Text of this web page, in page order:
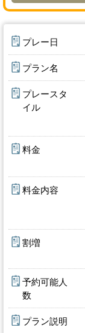
プレー日
プラン名
プレースタ
イル
料金
料金内容
割増
予約可能人
数
プラン説明